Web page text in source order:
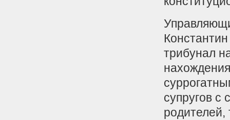
трибунал
супругов с
родителей,